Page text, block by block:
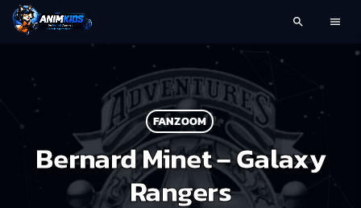
search menu
FANZOOM
Bernard Minet – Galaxy
Rangers